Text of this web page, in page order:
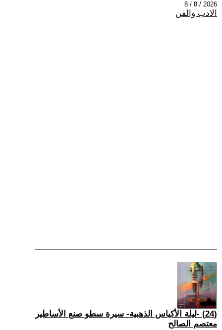
2026 / 8 / 8
الادب والفن
(24) -ليلة الأكياس الذهبية- سيرة سطو صنع الأساطير
معتصم الصالح